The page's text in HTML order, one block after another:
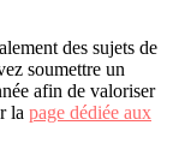
des sujets de
soumettre un
afin de valoriser
la page dédiée aux